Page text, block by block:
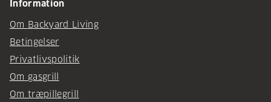
Information
Om Backyard Living
Betingelser
Privatlivspolitik
Om gasgrill
Om træpillegrill